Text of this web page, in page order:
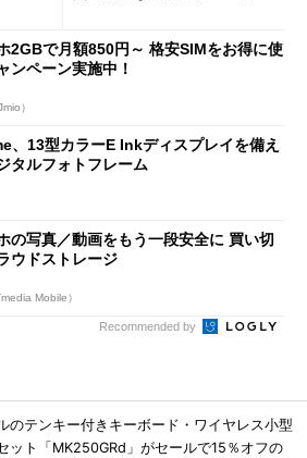
2GBで月額850円～ 格安SIMをお得に使
ンペーン実施中！
）
、13型カラーE Inkディスプレイを備え
タルフォトフレーム
の写真／動画をもう一段安全に 買い切
ウドストレージ
Mobile）
Recommended by
のテンキー付きキーボード・ワイヤレス小型
ット「MK250GRd」がセールで15％オフの